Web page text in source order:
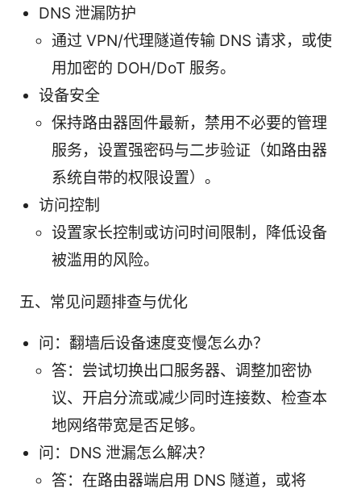
DNS 泄漏防护
通过 VPN/代理隧道传输 DNS 请求，或使
用加密的 DOH/DoT 服务。
设备安全
保持路由器固件最新，禁用不必要的管理
服务，设置强密码与二步验证（如路由器
系统自带的权限设置）。
访问控制
设置家长控制或访问时间限制，降低设备
被滥用的风险。
五、常见问题排查与优化
问：翻墙后设备速度变慢怎么办？
答：尝试切换出口服务器、调整加密协
议、开启分流或减少同时连接数、检查本
地网络带宽是否足够。
问：DNS 泄漏怎么解决？
答：在路由器端启用 DNS 隧道，或将